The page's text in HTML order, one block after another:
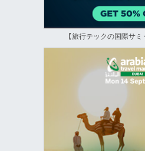
【旅行テックの国際サミ